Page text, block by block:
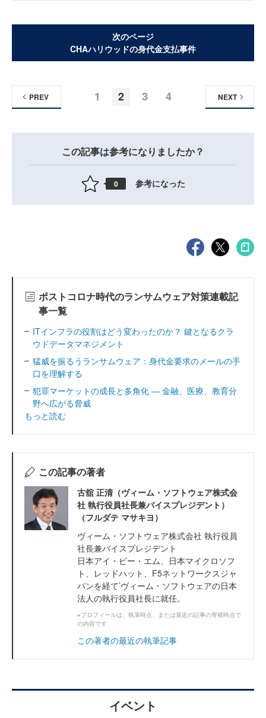
次のページ
CHAハリウッドの身代金支払事件
1 2 3 4
PREV NEXT
この記事は参考になりましたか？
0 参考になった
ポストコロナ時代のランサムウェア対策連載記
事一覧
ITインフラの役割はどう変わったのか？ 鍵となるクラ
ウドデータマネジメント
猛威を振るうランサムウェア：身代金要求のメールの手
口を理解する
犯罪マーケットの成長と多角化 ― 金融、医療、教育分
野へ広がる脅威
もっと読む
この記事の著者
古舘 正清（ヴィーム・ソフトウェア株式会
社 執行役員社長兼バイスプレジデント）
（フルダテ マサキヨ）
ヴィーム・ソフトウェア株式会社 執行役員
社長兼バイスプレジデント
日本アイ・ビー・エム、日本マイクロソフ
ト、レッドハット、F5ネットワークスジャ
パンを経て’ヴィーム・ソフトウェアの日本
法人の執行役員社長に就任。
※プロフィールは、執筆時点、または直近の記事の寄稿時点で
の内容です
この著者の最近の執筆記事
イベント